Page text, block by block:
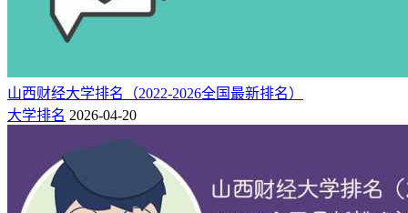
业标准22项，提交智库报告68份，完成司法检验鉴定5995
项，实现技术成果转让12项，年均培训在职民警2847人次。打
罪办案指南》，承办环食药领域全国公安大比武；圆满完成全
国特警挑战赛、2025年中国—中亚五国特警赛事及第六届全国
警犬技术比赛等执裁任务。
是否是985 是否是211
是否是双一流
主管单位
公安部
山西财经大学排名（2022-2026全国最新排名）
大学排名 2026-04-20